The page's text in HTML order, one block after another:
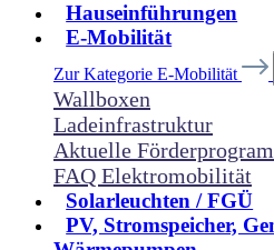
Hauseinführungen
E-Mobilität
Zur Kategorie E-Mobilität
Wallboxen
Ladeinfrastruktur
Aktuelle
FAQ Elektromobilität
Solarleuchten / FGÜ
PV, Stromspeicher,